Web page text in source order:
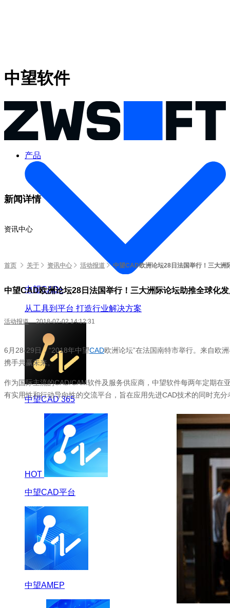
中望软件
产品
中望CAD+
从工具到平台 打造行业解决方案
中望CAD 365
HOT
中望CAD平台
中望AMEP
新闻详情
资讯中心
首页 关于 资讯中心 活动报道 中望CAD欧洲论坛28日法国举行！三大洲
中望CAD欧洲论坛28日法国举行！三大洲际论坛助推全球化
活动报道 2018-07-02 14:12:31
6月28-29日，“2018年中望CAD欧洲论坛”在法国南特市举行。来自欧
携手共赢未来。
作为国际主流的CAD/CAM软件及服务供应商，中望软件每两年定期
有实用性和行动导向性的交流平台，旨在应用先进CAD技术的同时充